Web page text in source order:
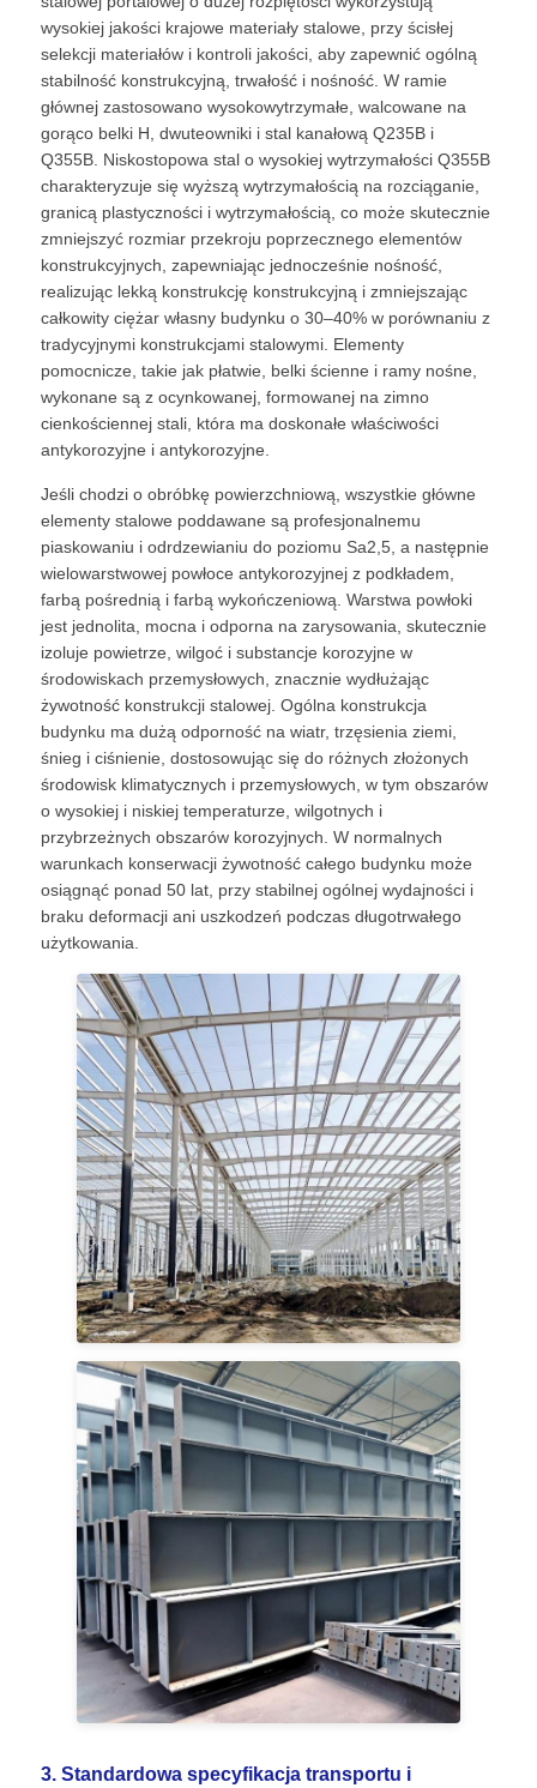
Stalowy materiał budowlany
Dom drobiu
stodoła dla krów
Stajnia
Stalowy garaż
wysokiej jakości krajowe materiały stalowe, przy ścisłej
selekcji materiałów i kontroli jakości, aby zapewnić ogólną
stabilność konstrukcyjną, trwałość i nośność. W ramie
głównej zastosowano wysokowytrzymałe, walcowane na
gorąco belki H, dwuteowniki i stal kanałową Q235B i
Q355B. Niskostopowa stal o wysokiej wytrzymałości Q355B
charakteryzuje się wyższą wytrzymałością na rozciąganie,
granicą plastyczności i wytrzymałością, co może skutecznie
zmniejszyć rozmiar przekroju poprzecznego elementów
konstrukcyjnych, zapewniając jednocześnie nośność,
realizując lekką konstrukcję konstrukcyjną i zmniejszając
całkowity ciężar własny budynku o 30–40% w porównaniu z
tradycyjnymi konstrukcjami stalowymi. Elementy
pomocnicze, takie jak płatwie, belki ścienne i ramy nośne,
wykonane są z ocynkowanej, formowanej na zimno
cienkościennej stali, która ma doskonałe właściwości
antykorozyjne i antykorozyjne.
Jeśli chodzi o obróbkę powierzchniową, wszystkie główne
elementy stalowe poddawane są profesjonalnemu
piaskowaniu i odrdzewianiu do poziomu Sa2,5, a następnie
wielowarstwowej powłoce antykorozyjnej z podkładem,
farbą pośrednią i farbą wykończeniową. Warstwa powłoki
jest jednolita, mocna i odporna na zarysowania, skutecznie
izoluje powietrze, wilgoć i substancje korozyjne w
środowiskach przemysłowych, znacznie wydłużając
żywotność konstrukcji stalowej. Ogólna konstrukcja
budynku ma dużą odporność na wiatr, trzęsienia ziemi,
śnieg i ciśnienie, dostosowując się do różnych złożonych
środowisk klimatycznych i przemysłowych, w tym obszarów
o wysokiej i niskiej temperaturze, wilgotnych i
przybrzeżnych obszarów korozyjnych. W normalnych
warunkach konserwacji żywotność całego budynku może
osiągnąć ponad 50 lat, przy stabilnej ogólnej wydajności i
braku deformacji ani uszkodzeń podczas długotrwałego
użytkowania.
3. Standardowa specyfikacja transportu i